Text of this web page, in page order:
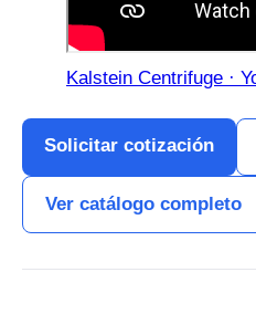
Kalstein Centrifuge ·
Solicitar cotización
Ver catálogo completo